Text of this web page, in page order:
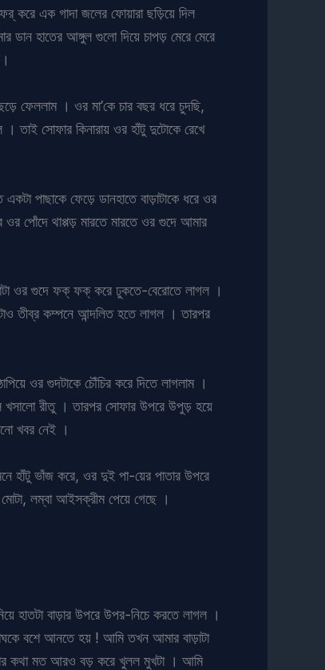
করে এক গাদা জলের ফোয়ারা ছড়িয়ে দিল
হাতের আঙ্গুল গুলো দিয়ে চাপড় মেরে মেরে
ফেললাম । ওর মা’কে চার বছর ধরে চুদছি,
তাই সোফার কিনারায় ওর হাঁটু দুটোকে রেখে
পাছাকে ফেড়ে ডানহাতে বাড়াটাকে ধরে ওর
পোঁদে থাপ্পড় মারতে মারতে ওর গুদে আমার
ওর গুদে ফক্ ফক্ করে ঢুকতে-বেরোতে লাগল ।
তীব্র কম্পনে আন্দলিত হতে লাগল । তারপর
ওর গুদটাকে চৌঁচির করে দিতে লাগলাম ।
খসালো রীতু । তারপর সোফার উপরে উপুড় হয়ে
খবর নেই ।
হাঁটু ভাঁজ করে, ওর দুই পা-য়ের পাতার উপরে
লম্বা আইসক্রীম পেয়ে গেছে ।
হাতটা বাড়ার উপরে উপর-নিচে করতে লাগল ।
বশে আনতে হয় ! আমি তখন আমার বাড়াটা
কথা মত আরও বড় করে খুলল মুখটা । আমি